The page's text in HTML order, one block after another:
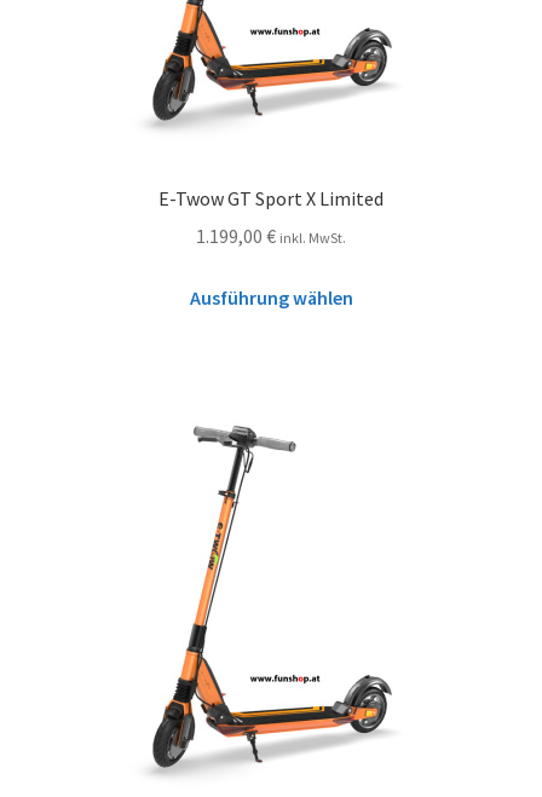
E-Twow GT Sport X Limited
1.199,00 € inkl. MwSt.
Ausführung wählen